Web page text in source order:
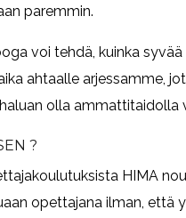
paremmin.
voi tehdä, kuinka
ahtaalle arjessamme,
olla ammattitaidolla
?
HIMA
opettajana ilman, että